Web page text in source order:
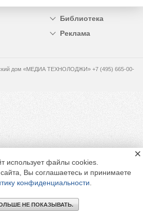
Библиотека
Реклама
дом «МЕДИА ТЕХНОЛОДЖИ» +7 (495) 665-00-
использует файлы cookies.
Вы соглашаетесь и принимаете
конфиденциальности
НЕ ПОКАЗЫВАТЬ.
×